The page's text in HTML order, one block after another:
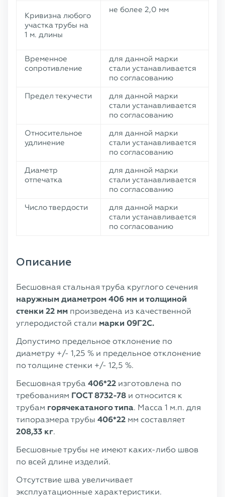
Кривизна любого
участка трубы на
1 м. длины
не более 2,0 мм
Временное
сопротивление
для данной марки
стали устанавливается
по согласованию
Предел текучести
для данной марки
стали устанавливается
по согласованию
Относительное
удлинение
для данной марки
стали устанавливается
по согласованию
Диаметр
отпечатка
для данной марки
стали устанавливается
по согласованию
Число твердости
для данной марки
стали устанавливается
по согласованию
Описание
Бесшовная стальная труба круглого сечения
наружным диаметром 406 мм и толщиной
стенки 22 мм произведена из качественной
углеродистой стали марки 09Г2С.
Допустимо предельное отклонение по
диаметру +/- 1,25 % и предельное отклонение
по толщине стенки +/- 12,5 %.
Бесшовная труба 406*22 изготовлена по
требованиям ГОСТ 8732-78 и относится к
трубам горячекатаного типа. Масса 1 м.п. для
типоразмера трубы 406*22 мм составляет
208,33 кг.
Бесшовные трубы не имеют каких-либо швов
по всей длине изделий.
Отсутствие шва увеличивает
эксплуатационные характеристики.